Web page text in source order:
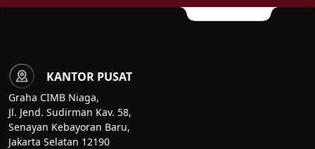
KANTOR PUSAT
Graha CIMB Niaga,
Jl. Jend. Sudirman Kav. 58,
Senayan Kebayoran Baru,
Jakarta Selatan 12190